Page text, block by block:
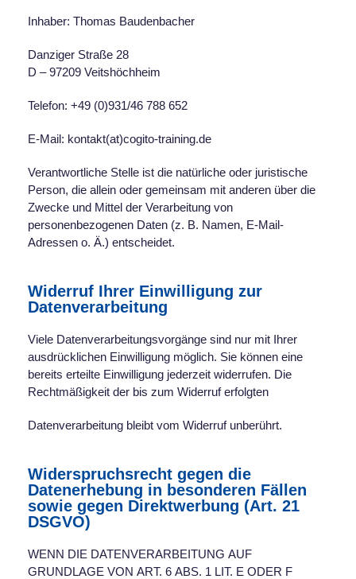
Inhaber: Thomas Baudenbacher
Danziger Straße 28
D – 97209 Veitshöchheim
Telefon: +49 (0)931/46 788 652
E-Mail: kontakt(at)cogito-training.de
Verantwortliche Stelle ist die natürliche oder juristische
Person, die allein oder gemeinsam mit anderen über die
Zwecke und Mittel der Verarbeitung von
personenbezogenen Daten (z. B. Namen, E-Mail-
Adressen o. Ä.) entscheidet.
Widerruf Ihrer Einwilligung zur
Datenverarbeitung
Viele Datenverarbeitungsvorgänge sind nur mit Ihrer
ausdrücklichen Einwilligung möglich. Sie können eine
bereits erteilte Einwilligung jederzeit widerrufen. Die
Rechtmäßigkeit der bis zum Widerruf erfolgten
Datenverarbeitung bleibt vom Widerruf unberührt.
Widerspruchsrecht gegen die
Datenerhebung in besonderen Fällen
sowie gegen Direktwerbung (Art. 21
DSGVO)
WENN DIE DATENVERARBEITUNG AUF
GRUNDLAGE VON ART. 6 ABS. 1 LIT. E ODER F